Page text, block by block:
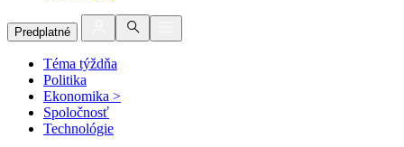
Predplatné
Téma týždňa
Politika
Ekonomika >
Spoločnosť
Technológie